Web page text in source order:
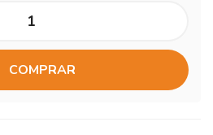
COMPRAR